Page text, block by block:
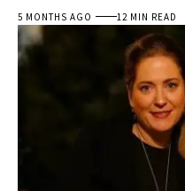
5 MONTHS AGO 12 MIN READ